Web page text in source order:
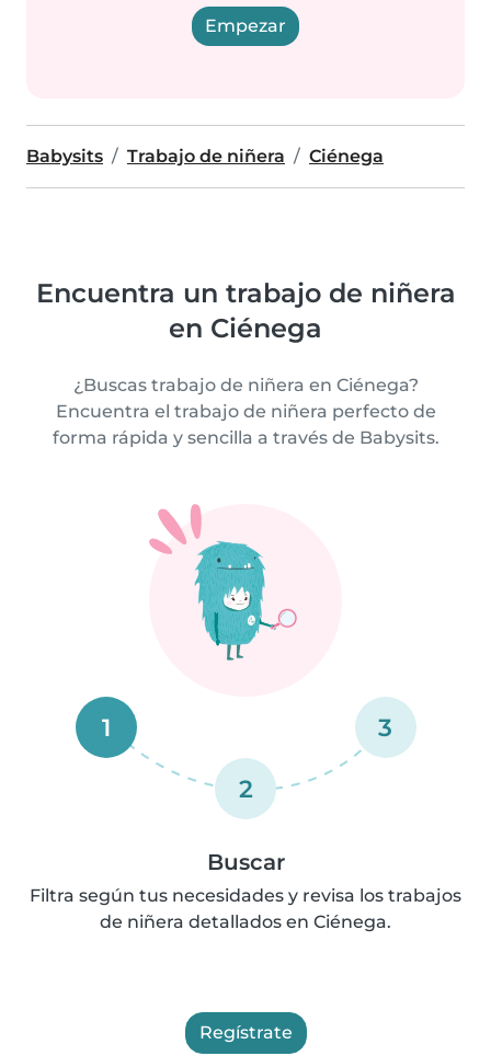
Empezar
Babysits Trabajo de niñera Ciénega
Encuentra un trabajo de niñera
en Ciénega
¿Buscas trabajo de niñera en Ciénega?
Encuentra el trabajo de niñera perfecto de
forma rápida y sencilla a través de Babysits.
1
2
3
Buscar
Filtra según tus necesidades y revisa los trabajos
de niñera detallados en Ciénega.
Regístrate